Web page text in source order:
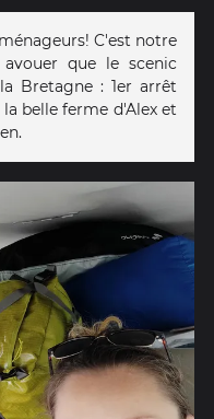
C'est notre
que le scenic
Bretagne : 1er arrêt
belle ferme d'Alex et